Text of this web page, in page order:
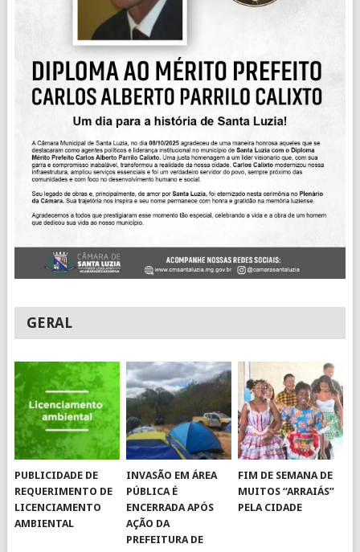
GERAL
PUBLICIDADE DE
REQUERIMENTO DE
LICENCIAMENTO
AMBIENTAL
INVASÃO EM ÁREA
PÚBLICA É
ENCERRADA APÓS
AÇÃO DA
PREFEITURA DE
FIM DE SEMANA DE
MUITOS “ARRAIÁS”
PELA CIDADE